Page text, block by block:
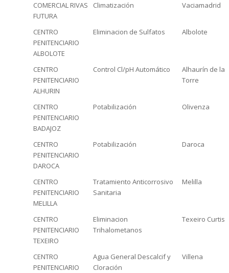
COMERCIAL RIVAS
FUTURA
Climatización
Vaciamadrid
CENTRO
PENITENCIARIO
ALBOLOTE
Eliminacion de Sulfatos Albolote
CENTRO
PENITENCIARIO
ALHURIN
Control Cl/pH Automático
Alhaurín de la
Torre
CENTRO
PENITENCIARIO
BADAJOZ
Potabilización Olivenza
CENTRO
PENITENCIARIO
DAROCA
Potabilización Daroca
CENTRO
PENITENCIARIO
MELILLA
Tratamiento Anticorrosivo
Sanitaria
Melilla
CENTRO
PENITENCIARIO
TEXEIRO
Eliminacion
Trihalometanos
Texeiro Curtis
CENTRO
PENITENCIARIO
Agua General Descalcif y
Cloración
Villena